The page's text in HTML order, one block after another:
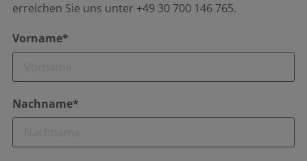
erreichen Sie uns unter +49 30 700 146 765.
Vorname*
Nachname*